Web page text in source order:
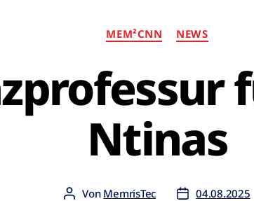
MEM²CNN NEWS
Ntinas
Von MemrisTec 04.08.2025